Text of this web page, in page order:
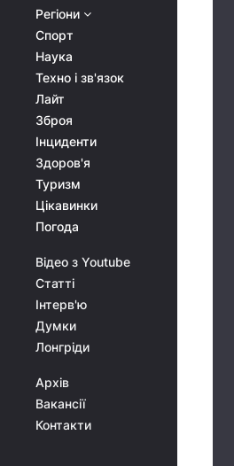
Регіони
Спорт
Наука
Техно і зв'язок
Лайт
Зброя
Інциденти
Здоров'я
Туризм
Цікавинки
Погода
Відео з Youtube
Статті
Інтерв'ю
Думки
Лонгріди
Архів
Вакансії
Контакти